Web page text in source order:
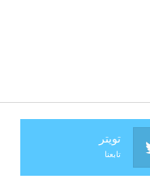
تويتر
تابعنا